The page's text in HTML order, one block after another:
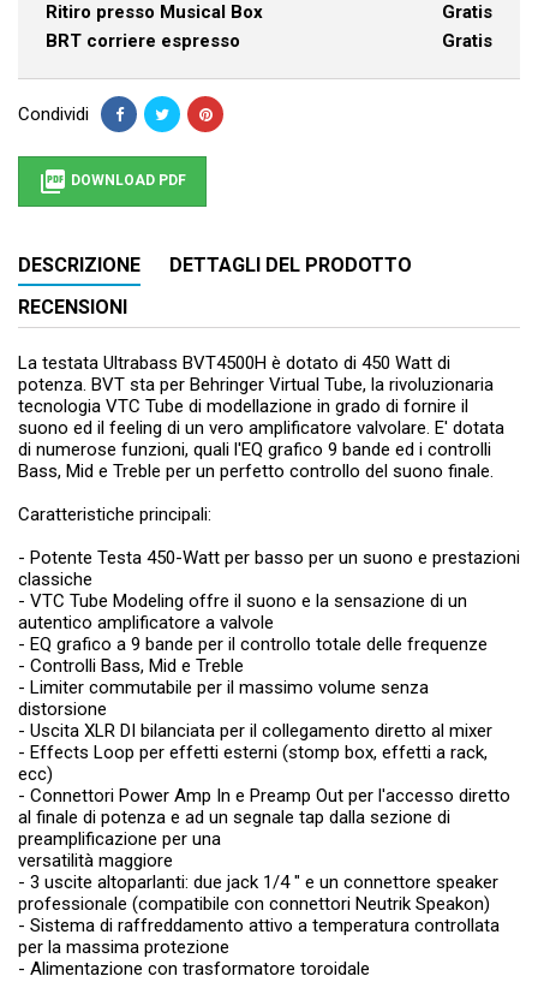
Ritiro presso Musical Box
Gratis
BRT corriere espresso
Gratis
Condividi
 DOWNLOAD PDF
DESCRIZIONE
DETTAGLI DEL PRODOTTO
RECENSIONI
La testata Ultrabass BVT4500H è dotato di 450 Watt di
potenza. BVT sta per Behringer Virtual Tube, la rivoluzionaria
tecnologia VTC Tube di modellazione in grado di fornire il
suono ed il feeling di un vero amplificatore valvolare. E' dotata
di numerose funzioni, quali l'EQ grafico 9 bande ed i controlli
Bass, Mid e Treble per un perfetto controllo del suono finale.
Caratteristiche principali:
- Potente Testa 450-Watt per basso per un suono e prestazioni
classiche
- VTC Tube Modeling offre il suono e la sensazione di un
autentico amplificatore a valvole
- EQ grafico a 9 bande per il controllo totale delle frequenze
- Controlli Bass, Mid e Treble
- Limiter commutabile per il massimo volume senza
distorsione
- Uscita XLR DI bilanciata per il collegamento diretto al mixer
- Effects Loop per effetti esterni (stomp box, effetti a rack,
ecc)
- Connettori Power Amp In e Preamp Out per l'accesso diretto
al finale di potenza e ad un segnale tap dalla sezione di
preamplificazione per una
versatilità maggiore
- 3 uscite altoparlanti: due jack 1/4 " e un connettore speaker
professionale (compatibile con connettori Neutrik Speakon)
- Sistema di raffreddamento attivo a temperatura controllata
per la massima protezione
- Alimentazione con trasformatore toroidale